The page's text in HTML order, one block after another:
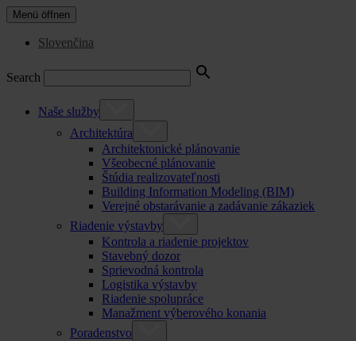
Menü öffnen
Slovenčina
Search
Naše služby
Architektúra
Architektonické plánovanie
Všeobecné plánovanie
Štúdia realizovateľnosti
Building Information Modeling (BIM)
Verejné obstarávanie a zadávanie zákaziek
Riadenie výstavby
Kontrola a riadenie projektov
Stavebný dozor
Sprievodná kontrola
Logistika výstavby
Riadenie spolupráce
Manažment výberového konania
Poradenstvo